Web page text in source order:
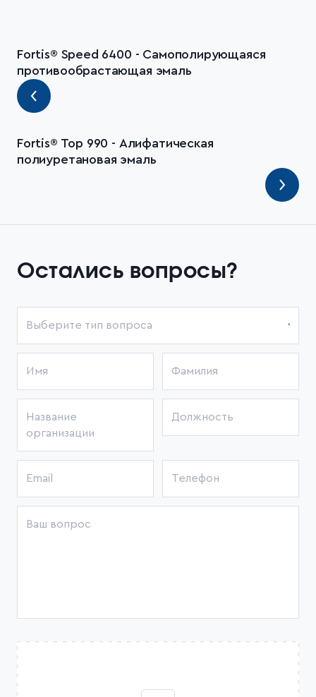
Fortis® Speed 6400 - Самополирующаяся
противообрастающая эмаль
Fortis® Top 990 - Алифатическая
полиуретановая эмаль
Остались вопросы?
Выберите тип вопроса